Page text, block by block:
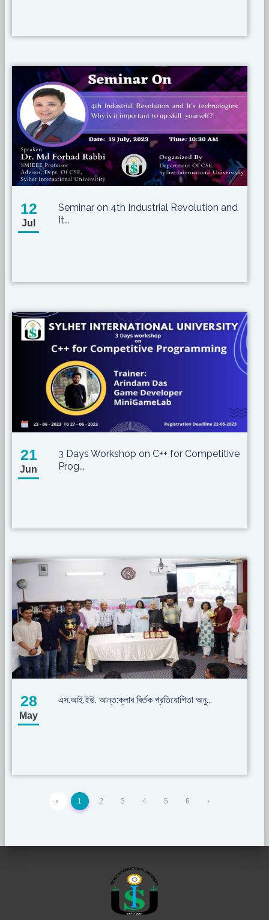
12
Jul
Seminar on 4th Industrial Revolution and
It...
21
Jun
3 Days Workshop on C++ for Competitive
Prog...
28
May
এস.আই.ইউ. আন্ত:ক্লাব বির্তক প্রতিযোগিতা অনু...
‹ 1 2 3 4 5 6 ›